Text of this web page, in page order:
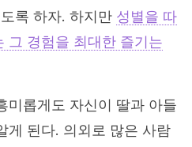
록 하자. 하지만 성별을 따
그 경험을 최대한 즐기는
미롭게도 자신이 딸과 아들
게 된다. 의외로 많은 사람